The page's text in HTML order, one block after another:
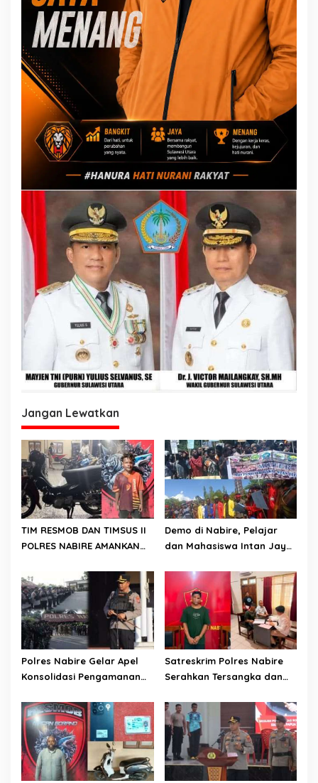
Jangan Lewatkan
TIM RESMOB DAN TIMSUS II
POLRES NABIRE AMANKAN
CURANMOR, SEPEDA MOTOR
BERHASIL DIAMANKAN
Demo di Nabire, Pelajar
dan Mahasiswa Intan Jaya
Kepada DPR Papua Tengah
Polres Nabire Gelar Apel
Konsolidasi Pengamanan
Pelajar Mahasiswa Intan
Jaya Se-Indonesia
Satreskrim Polres Nabire
Serahkan Tersangka dan
Penganiayaan yang
Mengakibatkan Korban
Meninggal Dunia ke
Kejaksaan Negeri Nabire